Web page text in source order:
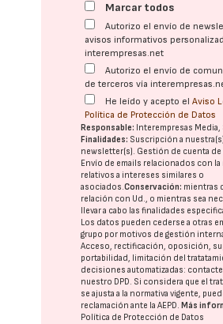
Marcar todos
Autorizo el envío de
avisos informativos
interempresas.net
Autorizo el envío de
de terceros vía
He leído y acepto elAviso
Política de Protección de Datos
Responsable: Interempresas Media,
Finalidades: Suscripción a nuestra(s)
newsletter(s). Gestión de cuenta de
Envío de emails relacionados con la
relativos a intereses similares o
asociados.Conservación: mientras
relación con Ud., o mientras sea
llevar a cabo las finalidades
Los datos pueden cederse a otras
grupo por motivos de gestión
Acceso, rectificación, oposición,
portabilidad, limitación del
decisiones automatizadas:
nuestro DPD. Si considera que el
se ajusta a la normativa vigente,
reclamación ante laAEPD. Más
Política de Protección de Datos